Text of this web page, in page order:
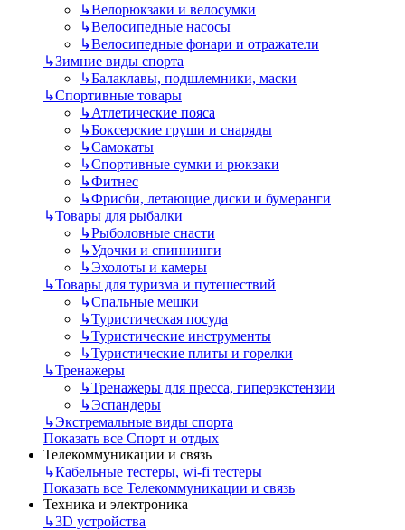
↳Велорюкзаки и велосумки
↳Велосипедные насосы
↳Велосипедные фонари и отражатели
↳Зимние виды спорта
↳Балаклавы, подшлемники, маски
↳Спортивные товары
↳Атлетические пояса
↳Боксерские груши и снаряды
↳Самокаты
↳Спортивные сумки и рюкзаки
↳Фитнес
↳Фрисби, летающие диски и бумеранги
↳Товары для рыбалки
↳Рыболовные снасти
↳Удочки и спиннинги
↳Эхолоты и камеры
↳Товары для туризма и путешествий
↳Спальные мешки
↳Туристическая посуда
↳Туристические инструменты
↳Туристические плиты и горелки
↳Тренажеры
↳Тренажеры для пресса, гиперэкстензии
↳Эспандеры
↳Экстремальные виды спорта
Показать все Спорт и отдых
Телекоммуникации и связь
↳Кабельные тестеры, wi-fi тестеры
Показать все Телекоммуникации и связь
Техника и электроника
↳3D устройства